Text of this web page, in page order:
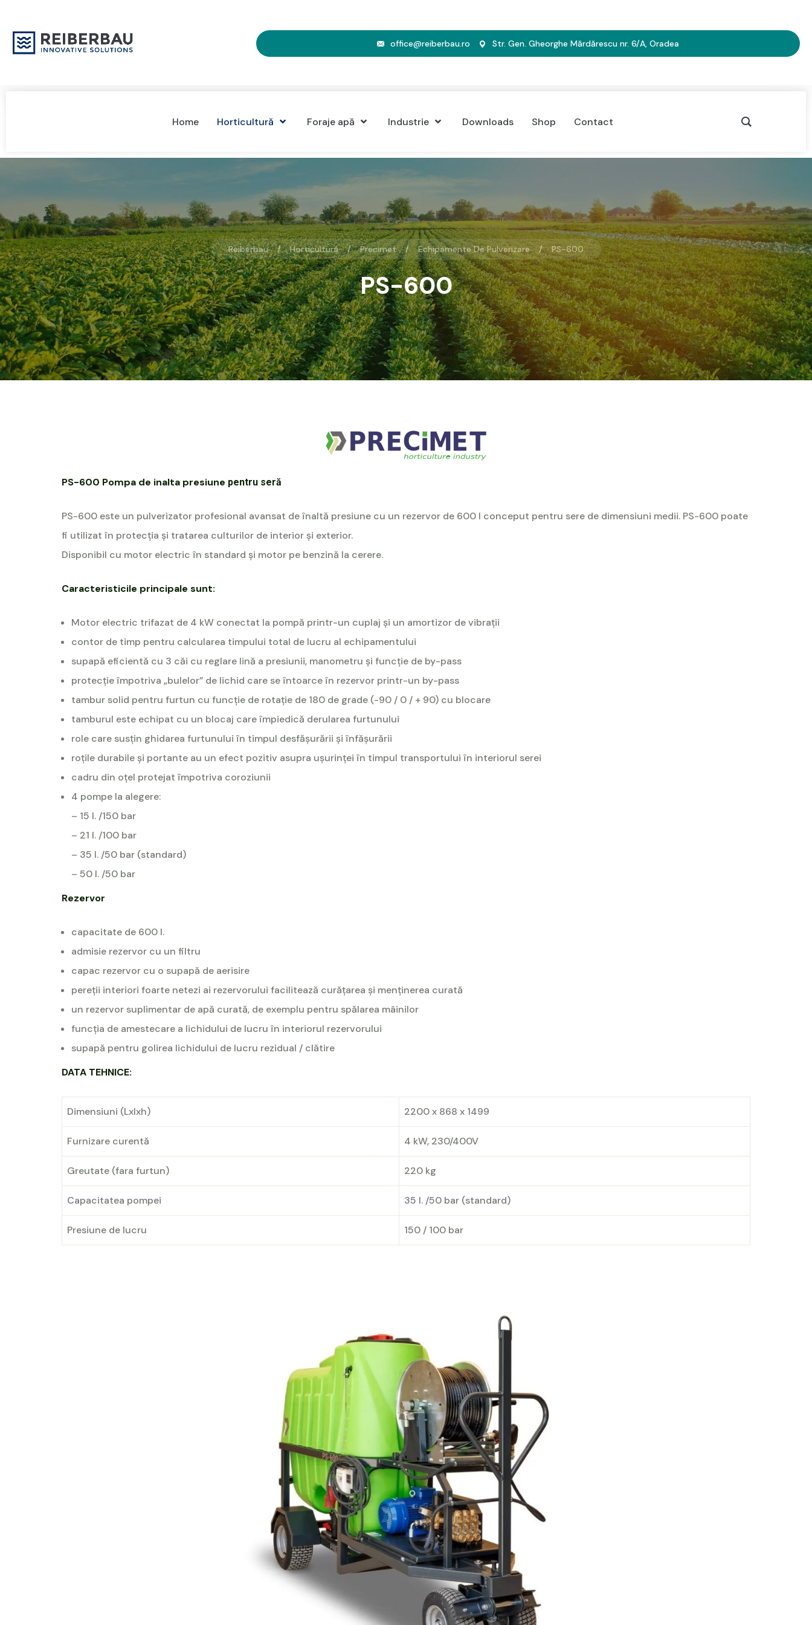
office@reiberbau.ro Str. Gen. Gheorghe Mărdărescu nr. 6/A, Oradea
Home Horticultură Foraje apă Industrie Downloads Shop Contact
Reiberbau Horticultură Precimet Echipamente De Pulverizare PS-600
PS-600
PS-600 Pompa de inalta presiune pentru seră
PS-600 este un pulverizator profesional avansat de înaltă presiune cu un rezervor de 600 l conceput pentru sere de dimensiuni medii. PS-600 poate
fi utilizat în protecția și tratarea culturilor de interior și exterior.
Disponibil cu motor electric în standard și motor pe benzină la cerere.
Caracteristicile principale sunt:
Motor electric trifazat de 4 kW conectat la pompă printr-un cuplaj și un amortizor de vibrații
contor de timp pentru calcularea timpului total de lucru al echipamentului
supapă eficientă cu 3 căi cu reglare lină a presiunii, manometru și funcție de by-pass
protecție împotriva „bulelor” de lichid care se întoarce în rezervor printr-un by-pass
tambur solid pentru furtun cu funcție de rotație de 180 de grade (-90 / 0 / + 90) cu blocare
tamburul este echipat cu un blocaj care împiedică derularea furtunului
role care susțin ghidarea furtunului în timpul desfășurării și înfășurării
roțile durabile și portante au un efect pozitiv asupra ușurinței în timpul transportului în interiorul serei
cadru din oțel protejat împotriva coroziunii
4 pompe la alegere:
– 15 l. /150 bar
– 21 l. /100 bar
– 35 l. /50 bar (standard)
– 50 l. /50 bar
Rezervor
capacitate de 600 l.
admisie rezervor cu un filtru
capac rezervor cu o supapă de aerisire
pereții interiori foarte netezi ai rezervorului facilitează curățarea și menținerea curată
un rezervor suplimentar de apă curată, de exemplu pentru spălarea mâinilor
funcția de amestecare a lichidului de lucru în interiorul rezervorului
supapă pentru golirea lichidului de lucru rezidual / clătire
DATA TEHNICE:
Dimensiuni (Lxlxh) 2200 x 868 x 1499
Furnizare curentă 4 kW, 230/400V
Greutate (fara furtun) 220 kg
Capacitatea pompei 35 l. /50 bar (standard)
Presiune de lucru 150 / 100 bar